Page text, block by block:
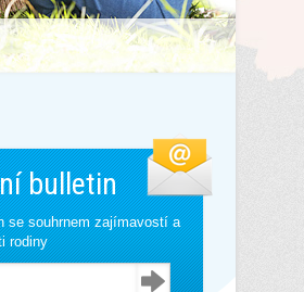
bulletin
se souhrnem zajímavostí a
rodiny